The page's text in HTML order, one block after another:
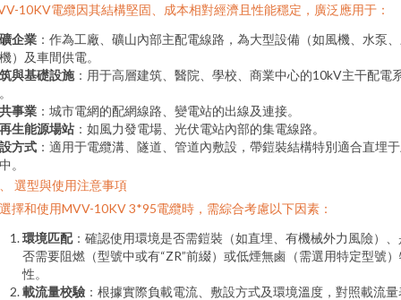
10KV電纜因其結構堅固、成本相對經濟且性能穩定，廣泛應用于：
企業 ：作為工廠、礦山內部主配電線路，為大型設備（如風機、水泵
）及車間供電。
與基礎設施：用于高層建筑、醫院、學校、商業中心的10kV主干配電
事業 ：城市電網的配網線路、變電站的出線及連接。
生能源場站 ：如風力發電場、光伏電站內部的集電線路。
方式 ：適用于電纜溝、隧道、管道內敷設，帶鎧裝結構特別適合直埋
。
選型與使用注意事項
擇和使用MVV-10KV 3*95電纜時，需綜合考慮以下因素：
環境匹配：確認使用環境是否需鎧裝（如直埋、有機械外力風險）、
否需要阻燃（型號中或有“ZR”前綴）或低煙無鹵（需選用特定型號
性。
載流量校驗 ：根據實際負載電流、敷設方式及環境溫度，對照載流量